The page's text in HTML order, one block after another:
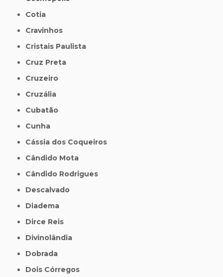
Cotia
Cravinhos
Cristais Paulista
Cruz Preta
Cruzeiro
Cruzália
Cubatão
Cunha
Cássia dos Coqueiros
Cândido Mota
Cândido Rodrigues
Descalvado
Diadema
Dirce Reis
Divinolândia
Dobrada
Dois Córregos